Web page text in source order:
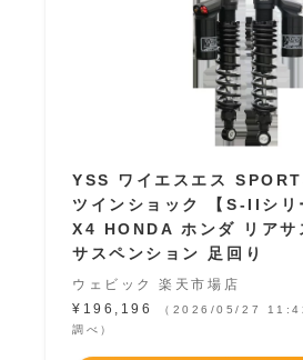
YSS ワイエスエス
ツインショック 【S-IIシ
X4 HONDA ホンダ リアサ
サスペンション 足回り
ウェビック 楽天市場店
¥196,196
（2026/05/27
調べ）